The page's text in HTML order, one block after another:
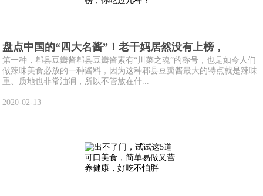
盘点中国的“四大名酱”！老干妈居然没有上榜，
第一种，郫县豆瓣酱郫县豆瓣酱素有“川菜之魂”的称号，也是如今人们
做辣味美食必放的一种酱料，因为这种郫县豆瓣酱最大的特点就是辣味
重、质地也非常油润，所以不管放在什...
2020-02-13